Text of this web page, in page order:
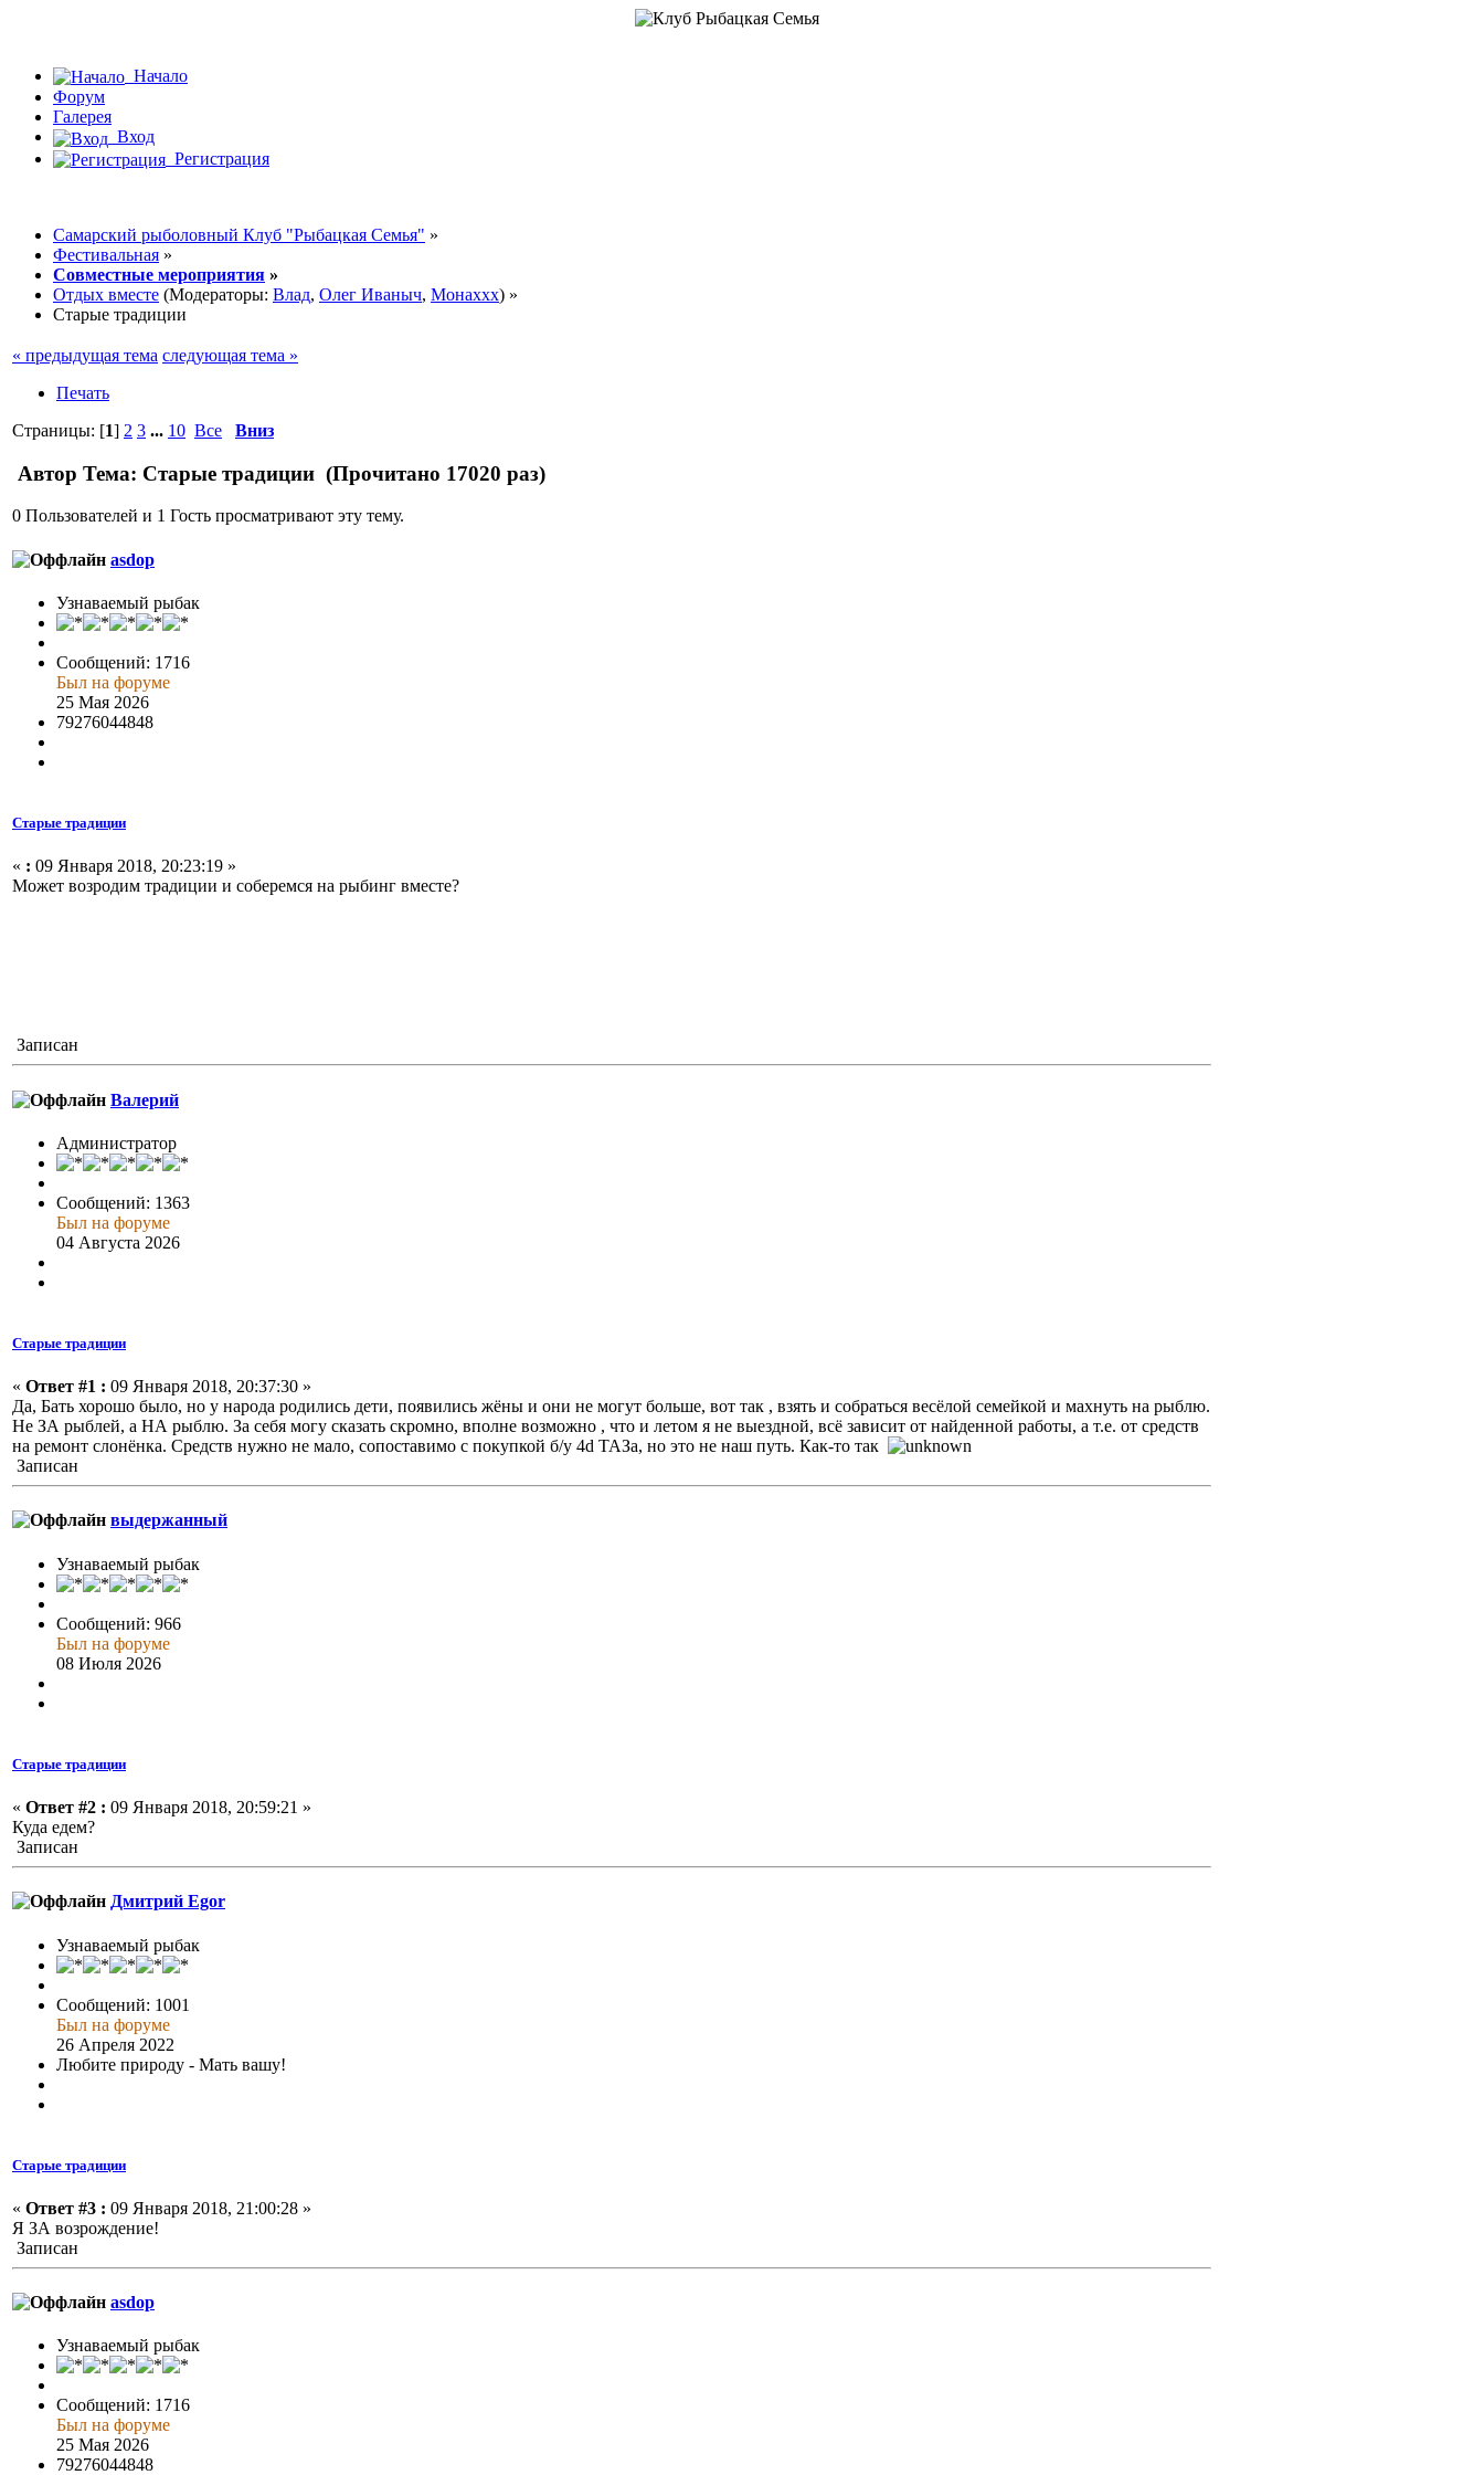
Начало
Форум
Галерея
Вход
Регистрация
Самарский рыболовный Клуб "Рыбацкая Семья" »
Фестивальная »
Совместные мероприятия »
Отдых вместе (Модераторы: Влад, Олег Иваныч, Монаххх) »
Старые традиции
« предыдущая тема следующая тема »
Печать
Страницы: [1] 2 3 ... 10 Все Вниз
Автор Тема: Старые традиции (Прочитано 17020 раз)
0 Пользователей и 1 Гость просматривают эту тему.
asdop
Узнаваемый рыбак
Сообщений: 1716
Был на форуме
25 Мая 2026
79276044848
Старые традиции
« : 09 Января 2018, 20:23:19 »
Может возродим традиции и соберемся на рыбинг вместе?
Записан
Валерий
Администратор
Сообщений: 1363
Был на форуме
04 Августа 2026
Старые традиции
« Ответ #1 : 09 Января 2018, 20:37:30 »
Да, Бать хорошо было, но у народа родились дети, появились жёны и они не могут больше, вот так , взять и собраться весёлой семейкой и махнуть на рыблю.
Не ЗА рыблей, а НА рыблю. За себя могу сказать скромно, вполне возможно , что и летом я не выездной, всё зависит от найденной работы, а т.е. от средств
на ремонт слонёнка. Средств нужно не мало, сопоставимо с покупкой б/у 4d ТАЗа, но это не наш путь. Как-то так
Записан
выдержанный
Узнаваемый рыбак
Сообщений: 966
Был на форуме
08 Июля 2026
Старые традиции
« Ответ #2 : 09 Января 2018, 20:59:21 »
Куда едем?
Записан
Дмитрий Egor
Узнаваемый рыбак
Сообщений: 1001
Был на форуме
26 Апреля 2022
Любите природу - Мать вашу!
Старые традиции
« Ответ #3 : 09 Января 2018, 21:00:28 »
Я ЗА возрождение!
Записан
asdop
Узнаваемый рыбак
Сообщений: 1716
Был на форуме
25 Мая 2026
79276044848